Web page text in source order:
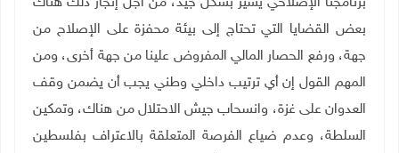
بعض القضايا التي تحتاج إلى بيئة محفزة على الإصلاح من
جهة، ورفع الحصار المالي المفروض علينا من جهة أخرى، ومن
المهم القول إن أي ترتيب داخلي وطني يجب أن يضمن وقف
العدوان على غزة، وانسحاب جيش الاحتلال من هناك، وتمكين
السلطة، وعدم ضياع الفرصة المتعلقة بالاعتراف بفلسطين